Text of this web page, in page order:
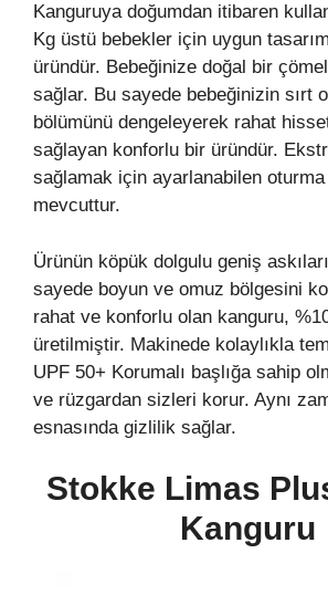
Kanguruya doğumdan itibaren
Kg üstü bebekler için uygun
üründür. Bebeğinize doğal bir
sağlar. Bu sayede bebeğinizin sırt
bölümünü dengeleyerek rahat
sağlayan konforlu bir üründür.
sağlamak için ayarlanabilen oturma
mevcuttur.
Ürünün köpük dolgulu geniş
sayede boyun ve omuz bölgesini
rahat ve konforlu olan kanguru,
üretilmiştir. Makinede kolaylıkla
UPF 50+ Korumalı başlığa sahip
ve rüzgardan sizleri korur. Aynı
esnasında gizlilik sağlar.
Stokke Limas
Kanguru